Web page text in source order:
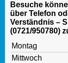
Besuche
über Telefon
Verständnis –
(0721/950780)
Montag
Mittwoch